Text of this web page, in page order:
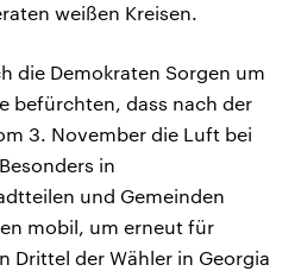
weißen Kreisen.
die Demokraten Sorgen um
befürchten, dass nach der
3. November die Luft bei
in
und Gemeinden
mobil, um erneut für
Drittel der Wähler in Georgia